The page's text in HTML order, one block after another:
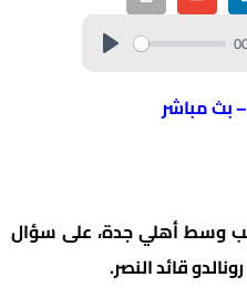
بث مباشر
وسط أهلي جدة، على سؤال
قائد النصر.